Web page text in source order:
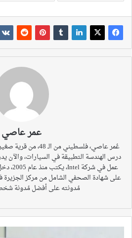
عمر عاصي
درس الهندسة التطبيقة في السيارات، والآن
مُدونته على أفضل مُدونة شخصية